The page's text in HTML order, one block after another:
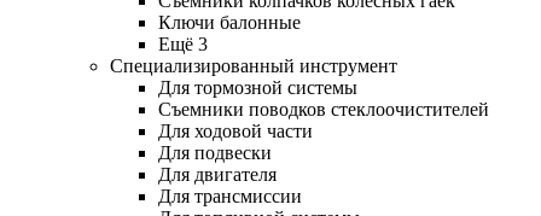
Ключи балонные
Ещё 3
Специализированный инструмент
Для тормозной системы
Съемники поводков стеклоочистителей
Для ходовой части
Для подвески
Для двигателя
Для трансмиссии